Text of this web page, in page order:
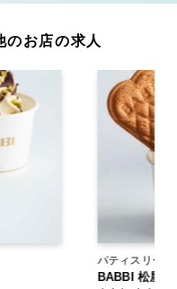
のお店の求人
パティスリー・
BABBI 松屋銀